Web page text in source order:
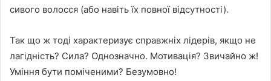
сивого волосся (або навіть їх повної відсутності).
Так що ж тоді характеризує справжніх лідерів, якщо не
лагідність? Сила? Однозначно. Мотивація? Звичайно ж!
Уміння бути поміченими? Безумовно!